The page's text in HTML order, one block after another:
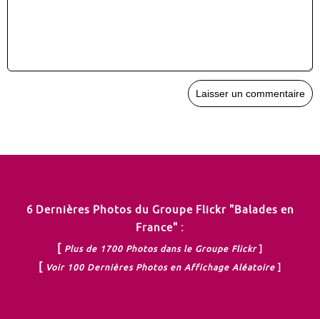
6 Dernières Photos du Groupe Flickr "Balades en
France" :
[ Plus de 1700 Photos dans le Groupe Flickr]
[ Voir 100 Dernières Photos en Affichage Aléatoire ]